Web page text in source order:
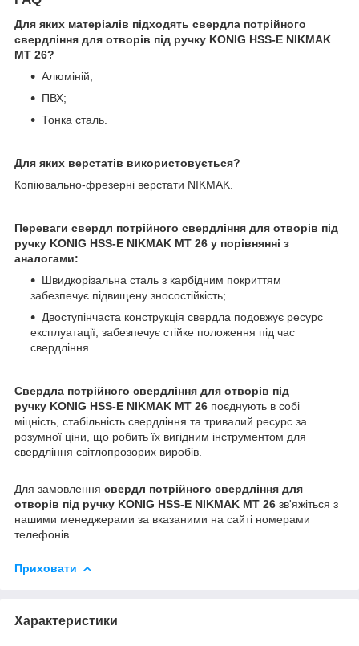
Для яких матеріалів підходять свердла потрійного
свердління для отворів під ручку KONIG HSS-E NIKMAK
MT 26?
Алюміній;
ПВХ;
Тонка сталь.
Для яких верстатів використовується?
Копіювально-фрезерні верстати NIKMAK.
Переваги свердл потрійного свердління для отворів під
ручку KONIG HSS-E NIKMAK MT 26 у порівнянні з
аналогами:
Швидкорізальна сталь з карбідним покриттям
забезпечує підвищену зносостійкість;
Двоступінчаста конструкція свердла подовжує ресурс
експлуатації, забезпечує стійке положення під час
свердління.
Свердла потрійного свердління для отворів під
ручку KONIG HSS-E NIKMAK MT 26 поєднують в собі
міцність, стабільність свердління та тривалий ресурс за
розумної ціни, що робить їх вигідним інструментом для
свердління світлопрозорих виробів.
Для замовлення свердл потрійного свердління для
отворів під ручку KONIG HSS-E NIKMAK MT 26 зв'яжіться з
нашими менеджерами за вказаними на сайті номерами
телефонів.
Приховати
Характеристики